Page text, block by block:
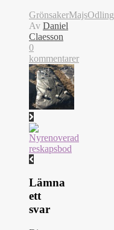
GrönsakerMajsOdling
Av Daniel
Claesson
0
kommentarer
Lämna
ett
svar